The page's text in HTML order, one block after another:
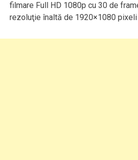
filmare Full HD 1080p cu 30 de
rezoluţie înaltă de 1920×1080 pixeli